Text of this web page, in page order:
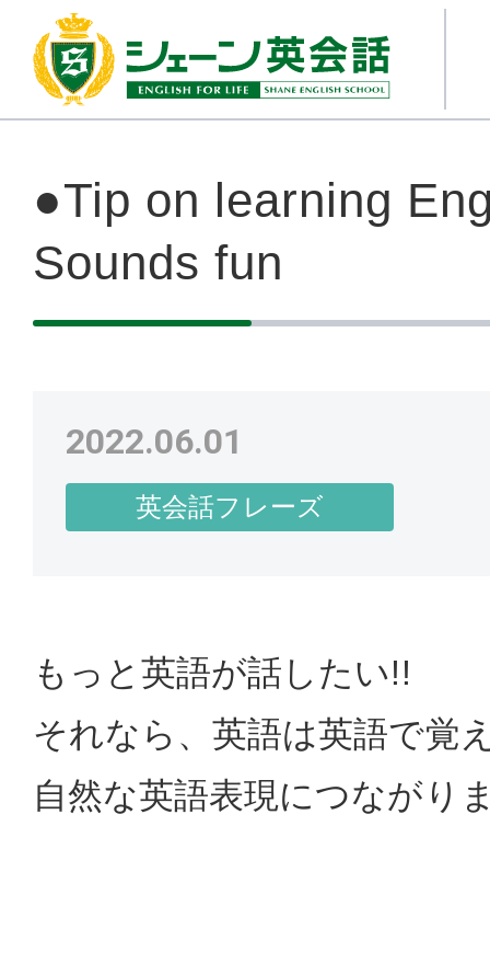
●Tip on learning
Sounds fun
2022.06.01
英会話フレーズ
もっと英語が話したい!!
それなら、英語は英語で覚
自然な英語表現につながり